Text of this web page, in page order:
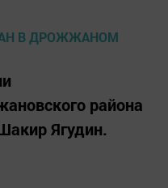
района
Ягудин.